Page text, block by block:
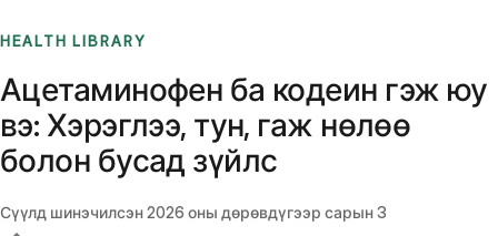
HEALTH LIBRARY
Ацетаминофен ба кодеин гэж юу
вэ: Хэрэглээ, тун, гаж нөлөө
болон бусад зүйлс
Сүүлд шинэчилсэн2026 оны дөрөвдүгээр сарын 3